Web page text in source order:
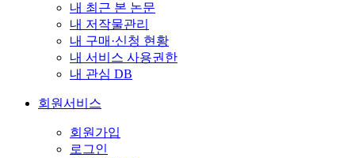
내 최근 본 논문
내 저작물관리
내 구매·신청 현황
내 서비스 사용권한
내 관심 DB
회원서비스
회원가입
로그인